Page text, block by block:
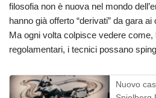
filosofia non è nuova nel mondo
hanno già offerto “derivati” da gara
Ma ogni volta colpisce vedere come,
regolamentari, i tecnici possano
Nuovo